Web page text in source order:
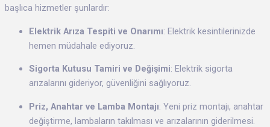
başlıca hizmetler şunlardır:
Elektrik Arıza Tespiti ve Onarımı: Elektrik kesintilerinizde
hemen müdahale ediyoruz.
Sigorta Kutusu Tamiri ve Değişimi: Elektrik sigorta
arızalarını gideriyor, güvenliğini sağlıyoruz.
Priz, Anahtar ve Lamba Montajı: Yeni priz montajı, anahtar
değiştirme, lambaların takılması ve arızalarının giderilmesi.